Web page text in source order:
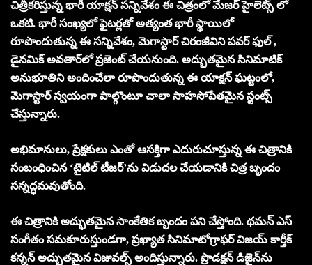
చిత్రీకరిస్తున్న భారీ యాక్షన్ సన్నివేశం ఈ చిత్రంలో మేజర్ హైలెట్స్ లో
ఒకటి. భారీ సంఖ్యలో ఫైటర్లతో అత్యంత భారీ స్థాయిలో
రూపొందుతున్న ఈ సన్నివేశం, మెగాస్టార్ చిరంజీవిని పవర్ ఫుల్ ,
డైనమిక్ అవతార్‌లో ప్రజెంట్ చేయనుంది. అద్భుతమైన సినిమాటిక్
అనుభూతిని అందించేలా రూపొందుతున్న ఈ యాక్షన్ ఘట్టంలో,
మెగాస్టార్ స్వయంగా పాల్గొంటూ చాలా సాహసోపేతమైన స్టంట్స్
చేస్తున్నారు.
అభిమానులు, ప్రేక్షకులు ఎంతో ఆసక్తిగా ఎదురుచూస్తున్న ఈ చిత్రానికి
సంబంధించిన ‘టైటిల్ టీజర్’ను విడుదల చేయడానికి చిత్ర బృందం
సన్నద్ధమవుతోంది.
ఈ చిత్రానికి అద్భుతమైన సాంకేతిక బృందం పని చేస్తోంది. థమన్ ఎస్
సంగీతం సమకూరుస్తుండగా, ప్రఖ్యాత సినిమాటోగ్రాఫర్ విజయ్ కార్తీక్
కన్నన్ అద్భుతమైన విజువల్స్‌ అందిస్తున్నారు. ప్రొడక్షన్ డిజైన్‌ను